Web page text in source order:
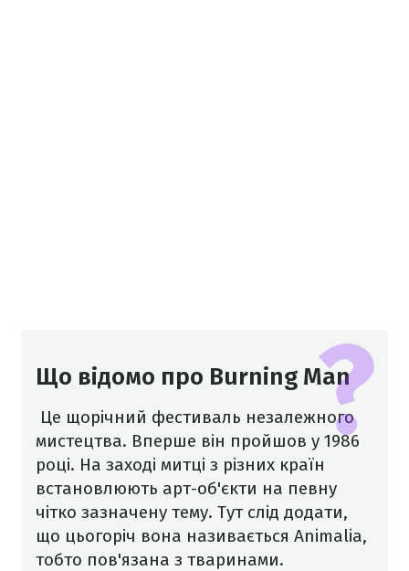
Що відомо про Burning Man
Це щорічний фестиваль незалежного
мистецтва. Вперше він пройшов у 1986
році. На заході митці з різних країн
встановлюють арт-об'єкти на певну
чітко зазначену тему. Тут слід додати,
що цьогоріч вона називається Animalia,
тобто пов'язана з тваринами.